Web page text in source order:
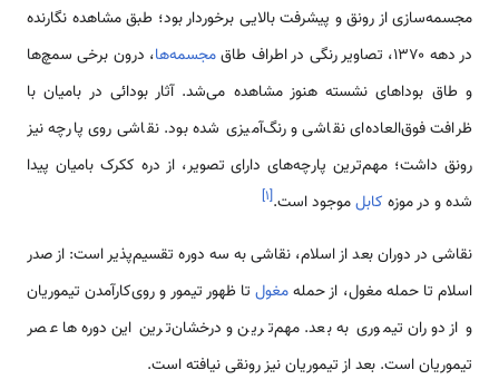
مجسمه‌سازی از رونق و پیشرفت بالایی برخوردار بود؛ طبق مشاهده نگارنده
در دهه ۱۳۷۰، تصاویر رنگی در اطراف طاق
مجسمه‌ها، درون برخی سمچ‌ها
و طاق بوداهای نشسته هنوز مشاهده می‌شد. آثار بودائی در بامیان با
ظرافت فوق‌العاده‌ای نقاشی و رنگ‌آمیزی شده بود. نقاشی روی پارچه نیز
رونق داشت؛ مهم‌ترین پارچه‌های دارای تصویر، از دره ککرک بامیان پیدا
شده و در موزه کابلموجود است.[۱]
نقاشی در دوران بعد از اسلام، نقاشی به سه دوره تقسیم‌پذیر است: از صدر
اسلام تا حمله مغول، از حملهمغول تا ظهور تیمور و روی‌کارآمدن تیموریان
و از دوران تیموری به بعد. مهم‌ترین و درخشان‌ترین این دوره‌ها عصر
تیموریان است. بعد از تیموریان نیز رونقی نیافته است.